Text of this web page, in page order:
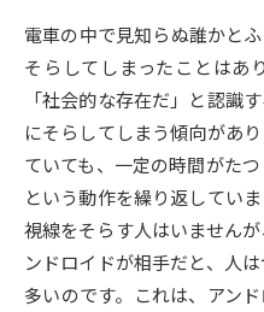
デジタルパンフレット
新学年スタート号特集ページ
（高3生用）
SELFBRAND特集ページ
オープンキャンパスなどを
オープンキャンパス検索
電車の中で見知らぬ誰かと
そらしてしまったことは
「社会的な存在だ」と認識
にそらしてしまう傾向があ
ていても、一定の時間がた
という動作を繰り返してい
視線をそらす人はいません
ンドロイドが相手だと、人
多いのです。これは、アン